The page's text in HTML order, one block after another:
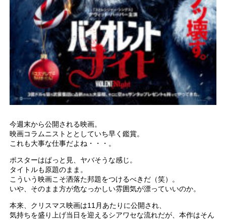
今週末から公開される映画。
映画コラムニストととしていち早く鑑賞。
これも大事な仕事だよね・・・。
ポスターはぱっと見、ヤバそうな感じ。
タイトルも原題のまま。
こういう映画こそ洒落た邦題をつけるべきだ（笑）。
いや、そのまま方が危なっかしい雰囲気が漂っていいのか。
本来、クリスマス映画は11月あたりに公開され、
気持ちを盛り上げ当日を迎えるシアワセな流れだが、本作はそん